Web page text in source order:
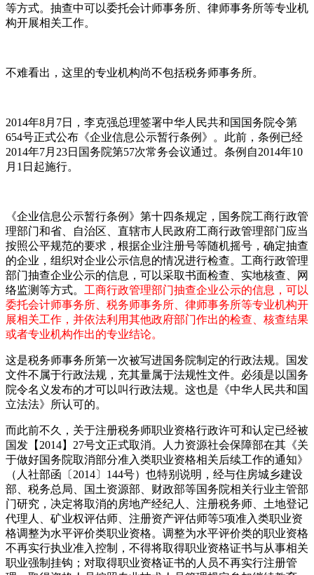
等方式。抽查中可以委托会计师事务所、律师事务所等专业机
构开展相关工作。
不难看出，这里的专业机构尚不包括税务师事务所。
2014年8月7日，李克强总理签署中华人民共和国国务院令第
654号正式公布《企业信息公示暂行条例》。此前，条例已经
2014年7月23日国务院第57次常务会议通过。条例自2014年10
月1日起施行。
《企业信息公示暂行条例》第十四条规定，国务院工商行政管
理部门和省、自治区、直辖市人民政府工商行政管理部门应当
按照公平规范的要求，根据企业注册号等随机摇号，确定抽查
的企业，组织对企业公示信息的情况进行检查。工商行政管理
部门抽查企业公示的信息，可以采取书面检查、实地核查、网
络监测等方式。 工商行政管理部门抽查企业公示的信息，可以
委托会计师事务所、税务师事务所、律师事务所等专业机构开
展相关工作，并依法利用其他政府部门作出的检查、核查结果
或者专业机构作出的专业结论。
这是税务师事务所第一次被写进国务院制定的行政法规。国发
文件不属于行政法规，充其量属于法规性文件。必须是以国务
院令名义发布的才可以叫行政法规。这也是《中华人民共和国
立法法》所认可的。
而此前不久，关于注册税务师职业资格行政许可和认定已经被
国发【2014】27号文正式取消。人力资源社会保障部在其《关
于做好国务院取消部分准入类职业资格相关后续工作的通知》
（人社部函〔2014〕144号）也特别说明，经与住房城乡建设
部、税务总局、国土资源部、财政部等国务院相关行业主管部
门研究，决定将取消的房地产经纪人、注册税务师、土地登记
代理人、矿业权评估师、注册资产评估师等5项准入类职业资
格调整为水平评价类职业资格。调整为水平评价类的职业资格
不再实行执业准入控制，不得将取得职业资格证书与从事相关
职业强制挂钩；对取得职业资格证书的人员不再实行注册管